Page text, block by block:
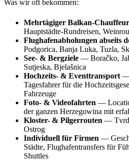
Was wir oft bekommen:
Mehrtägiger Balkan-Chauffeur
Hauptstädte-Rundreisen,
Flughafenabholungen abseits
Podgorica, Banja Luka, Tuzla,
See- & Bergziele — Boračko,
Sutjeska, Bjelašnica
Hochzeits- & Eventtransport —
Tagesfahrer für die
Fahrzeuge
Foto- & Videofahrten —
der ganzen Herzegowina mit
Kloster- & Pilgerrouten —
Ostrog
Individuell für Firmen —
Städte, Flughafentransfers für
Shuttles